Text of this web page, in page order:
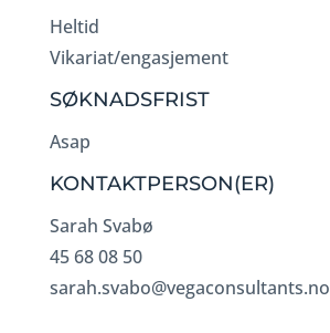
Heltid
Vikariat/engasjement
SØKNADSFRIST
Asap
KONTAKTPERSON(ER)
Sarah Svabø
45 68 08 50
sarah.svabo@vegaconsultants.no